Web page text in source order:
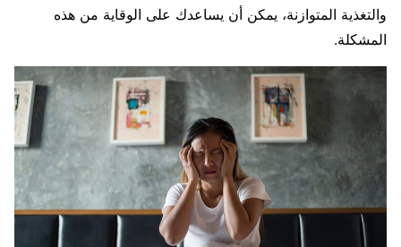
والتغذية المتوازنة، يمكن أن يساعدك على الوقاية من هذه
المشكلة.